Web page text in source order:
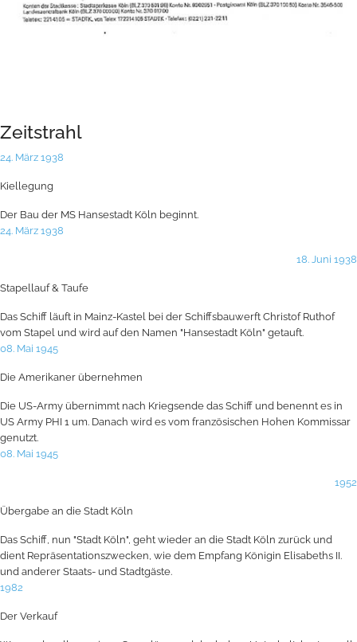
Zeitstrahl
24. März 1938
Kiellegung
Der Bau der MS Hansestadt Köln beginnt.
24. März 1938
18. Juni 1938
Stapellauf & Taufe
Das Schiff läuft in Mainz-Kastel bei der Schiffsbauwerft Christof Ruthof
vom Stapel und wird auf den Namen "Hansestadt Köln" getauft.
08. Mai 1945
Die Amerikaner übernehmen
Die US-Army übernimmt nach Kriegsende das Schiff und benennt es in
US Army PHI 1 um. Danach wird es vom französischen Hohen Kommissar
genutzt.
08. Mai 1945
1952
Übergabe an die Stadt Köln
Das Schiff, nun "Stadt Köln", geht wieder an die Stadt Köln zurück und
dient Repräsentationszwecken, wie dem Empfang Königin Elisabeths II.
und anderer Staats- und Stadtgäste.
1982
Der Verkauf